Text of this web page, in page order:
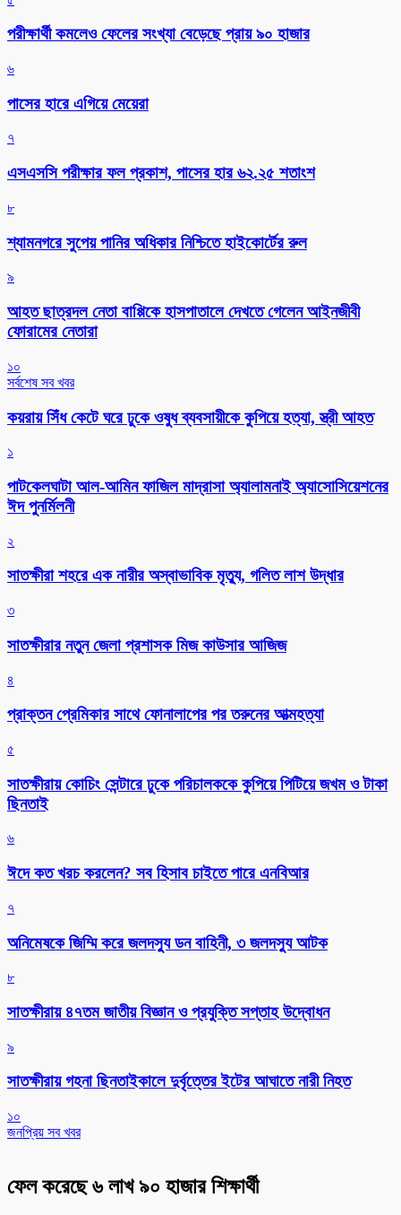
পরীক্ষার্থী কমলেও ফেলের সংখ্যা বেড়েছে প্রায় ৯০ হাজার
৬
পাসের হারে এগিয়ে মেয়েরা
৭
এসএসসি পরীক্ষার ফল প্রকাশ, পাসের হার ৬২.২৫ শতাংশ
৮
শ্যামনগরে সুপেয় পানির অধিকার নিশ্চিতে হাইকোর্টের রুল
৯
আহত ছাত্রদল নেতা বাপ্পিকে হাসপাতালে দেখতে গেলেন আইনজীবী
ফোরামের নেতারা
১০
সর্বশেষ সব খবর
কয়রায় সিঁধ কেটে ঘরে ঢুকে ওষুধ ব্যবসায়ীকে কুপিয়ে হত্যা, স্ত্রী আহত
১
পাটকেলঘাটা আল-আমিন ফাজিল মাদ্রাসা অ্যালামনাই অ্যাসোসিয়েশনের
ঈদ পুনর্মিলনী
২
সাতক্ষীরা শহরে এক নারীর অস্বাভাবিক মৃত্যু, গলিত লাশ উদ্ধার
৩
সাতক্ষীরার নতুন জেলা প্রশাসক মিজ কাউসার আজিজ
৪
প্রাক্তন প্রেমিকার সাথে ফোনালাপের পর তরুনের আত্মহত্যা
৫
সাতক্ষীরায় কোচিং সেন্টারে ঢুকে পরিচালককে কুপিয়ে পিটিয়ে জখম ও টাকা
ছিনতাই
৬
ঈদে কত খরচ করলেন? সব হিসাব চাইতে পারে এনবিআর
৭
অনিমেষকে জিম্মি করে জলদস্যু ডন বাহিনী, ৩ জলদস্যু আটক
৮
সাতক্ষীরায় ৪৭তম জাতীয় বিজ্ঞান ও প্রযুক্তি সপ্তাহ উদ্বোধন
৯
সাতক্ষীরায় গহনা ছিনতাইকালে দুর্বৃত্তের ইটের আঘাতে নারী নিহত
১০
জনপ্রিয় সব খবর
ফেল করেছে ৬ লাখ ৯০ হাজার শিক্ষার্থী